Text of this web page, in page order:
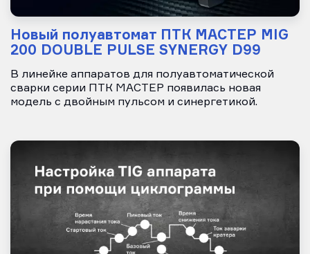
Новый полуавтомат ПТК МАСТЕР MIG
200 DOUBLE PULSE SYNERGY D99
В линейке аппаратов для полуавтоматической
сварки серии ПТК МАСТЕР появилась новая
модель с двойным пульсом и синергетикой.